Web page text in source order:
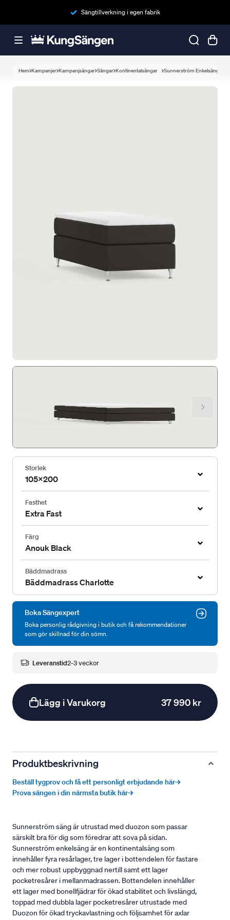
Sängtillverkning i egen fabrik
Hem Kampanjer Kampanjsängar Sängar Kontinentalsängar Sunnerström Enkelsäng
Storlek
105x200
Fasthet
Extra Fast
Färg
Anouk Black
Bäddmadrass
Bäddmadrass Charlotte
Boka Sängexpert
Boka personlig rådgivning i butik och få rekommendationer
som gör skillnad för din sömn.
Leveranstid2-3 veckor
Lägg i Varukorg 37 990 kr
Produktbeskrivning
Beställ tygprov och få ett personligt erbjudande här→
Prova sängen i din närmsta butik här→
Sunnerström säng är utrustad med duozon som passar
särskilt bra för dig som föredrar att sova på sidan.
Sunnerström enkelsäng är en kontinentalsäng som
innehåller fyra resårlager, tre lager i bottendelen för fastare
och mer robust uppbyggnad nertill samt ett lager
pocketresårer i mellanmadrassen. Bottendelen innehåller
ett lager med bonellfjädrar för ökad stabilitet och livslängd,
toppad med dubbla lager pocketresårer utrustade med
Duozon för ökad tryckavlastning och följsamhet för axlar